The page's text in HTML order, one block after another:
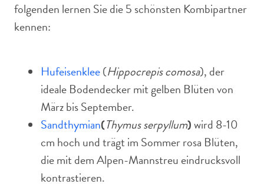
folgenden lernen Sie die 5 schönsten Kombipartner
kennen:
Hufeisenklee(Hippocrepis comosa), der
ideale Bodendecker mit gelben Blüten von
März bis September.
Sandthymian(Thymus serpyllum)wird 8-10
cm hoch und trägt im Sommer rosa Blüten,
die mit dem Alpen-Mannstreu eindrucksvoll
kontrastieren.